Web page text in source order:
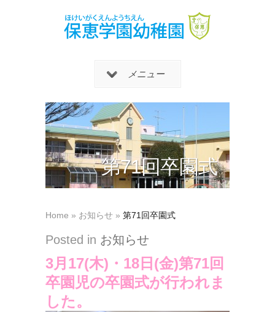
メニュー
第71回卒園式
Home » お知らせ » 第71回卒園式
Posted in お知らせ
3月17(木)・18日(金)第71回
卒園児の卒園式が行われま
した。